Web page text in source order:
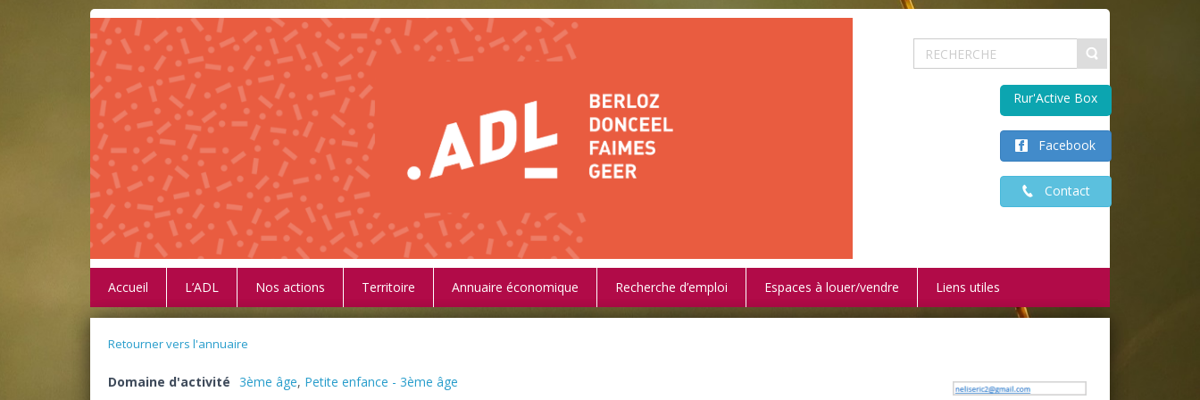
Facebook
Contact
Rur'Active Box
Accueil L’ADL Nos actions Territoire Annuaire économique Recherche d’emploi Espaces à louer/vendre Liens utiles
Retourner vers l'annuaire
Domaine d'activité 3ème âge, Petite enfance - 3ème âge